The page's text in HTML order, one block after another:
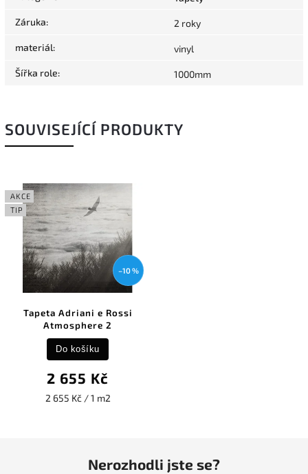
Záruka: 2 roky
materiál: vinyl
Šířka role: 1000mm
SOUVISEJÍCÍ PRODUKTY
AKCE
TIP
–10 %
Tapeta Adriani e Rossi
Atmosphere 2
2 655 Kč
2 655 Kč / 1 m2
Do košíku
Nerozhodli jste se?